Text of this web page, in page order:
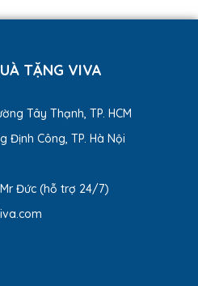
Hãy liên hệ VivaGift
TẶNG VIVA
Tây Thạnh, TP. HCM
Định Công, TP. Hà Nội
Đức (hỗ trợ 24/7)